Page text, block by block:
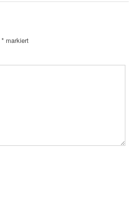
* markiert